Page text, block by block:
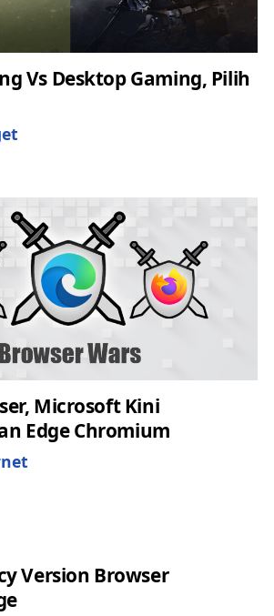
Vs Desktop Gaming, Pilih
Microsoft Kini
Edge Chromium
Version Browser